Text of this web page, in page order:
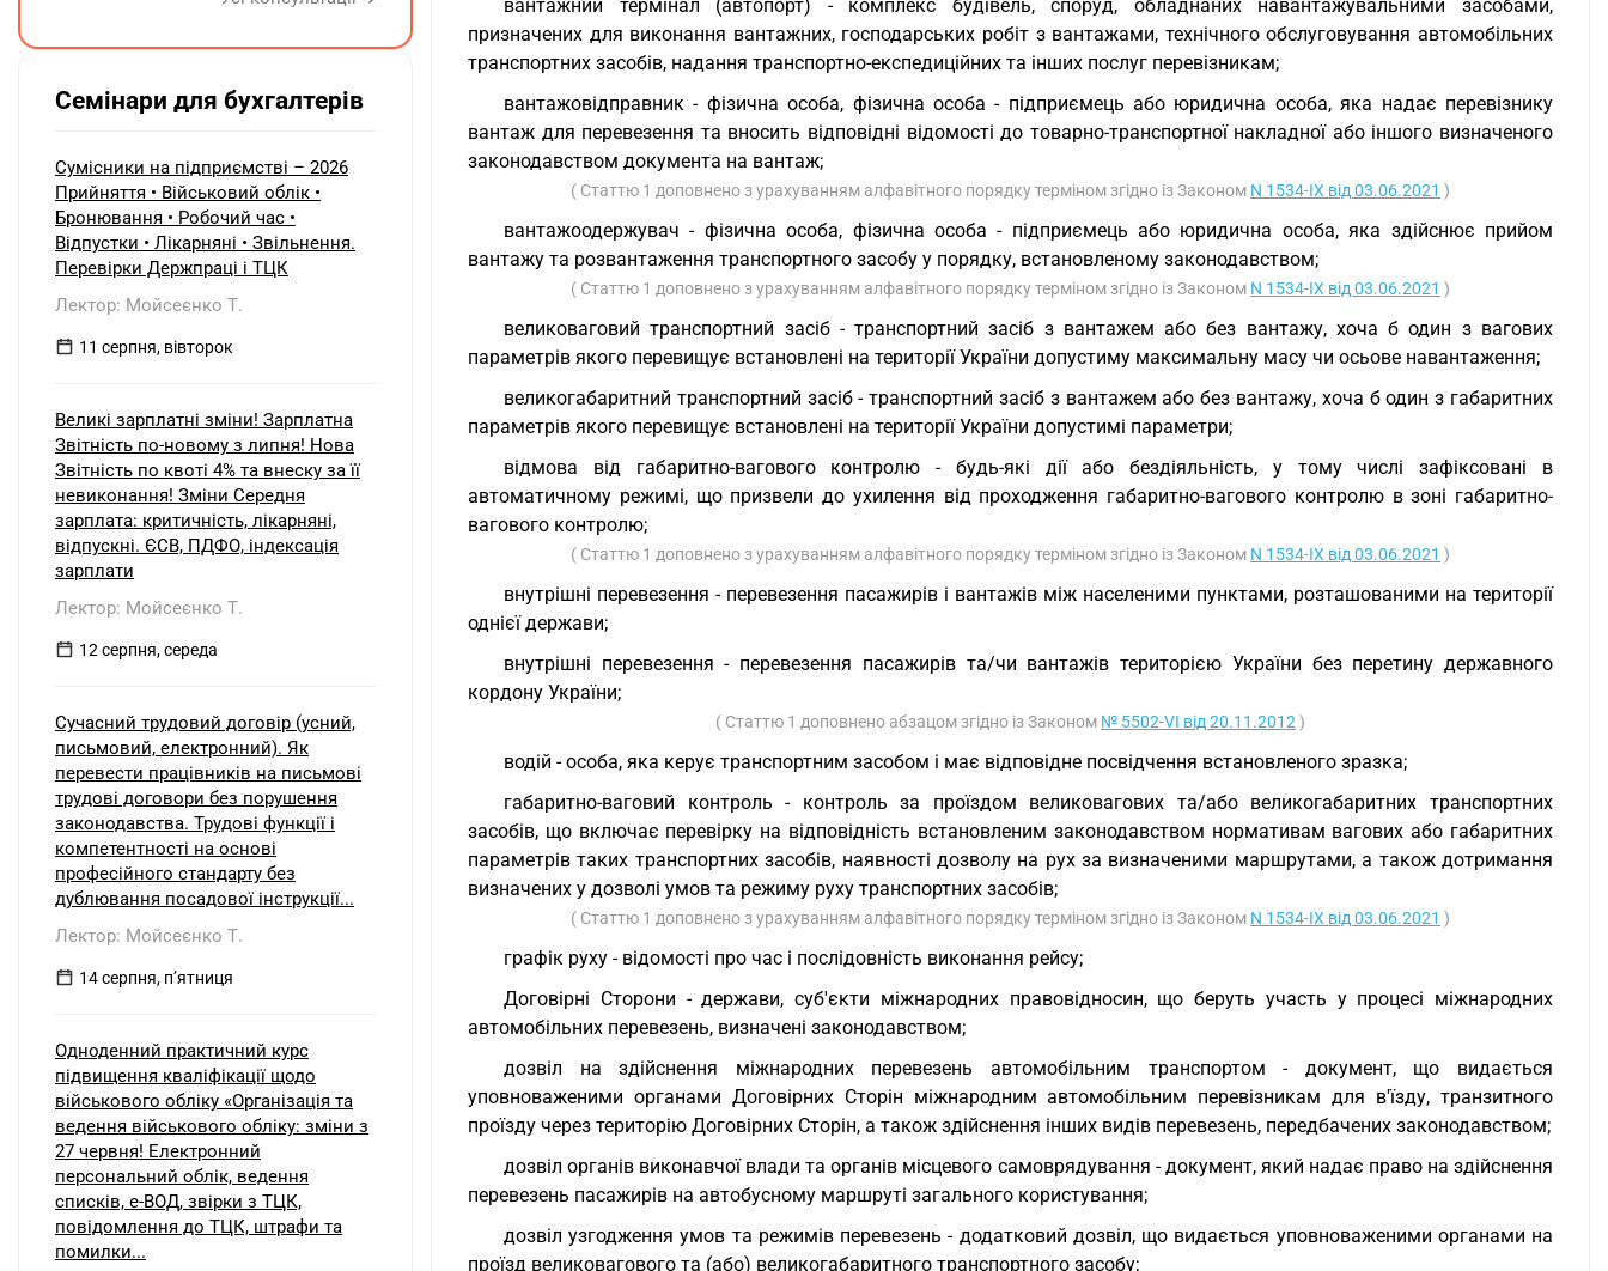
вантажний термінал (автопорт) - комплекс будівель, споруд, обладнаних навантажувальними засобами,
призначених для виконання вантажних, господарських робіт з вантажами, технічного обслуговування автомобільних
транспортних засобів, надання транспортно-експедиційних та інших послуг перевізникам;
вантажовідправник - фізична особа, фізична особа - підприємець або юридична особа, яка надає перевізнику
вантаж для перевезення та вносить відповідні відомості до товарно-транспортної накладної або іншого визначеного
законодавством документа на вантаж;
( Статтю 1 доповнено з урахуванням алфавітного порядку терміном згідно із Законом N 1534-IX від 03.06.2021 )
вантажоодержувач - фізична особа, фізична особа - підприємець або юридична особа, яка здійснює прийом
вантажу та розвантаження транспортного засобу у порядку, встановленому законодавством;
( Статтю 1 доповнено з урахуванням алфавітного порядку терміном згідно із Законом N 1534-IX від 03.06.2021 )
великоваговий транспортний засіб - транспортний засіб з вантажем або без вантажу, хоча б один з вагових
параметрів якого перевищує встановлені на території України допустиму максимальну масу чи осьове навантаження;
великогабаритний транспортний засіб - транспортний засіб з вантажем або без вантажу, хоча б один з габаритних
параметрів якого перевищує встановлені на території України допустимі параметри;
відмова від габаритно-вагового контролю - будь-які дії або бездіяльність, у тому числі зафіксовані в
автоматичному режимі, що призвели до ухилення від проходження габаритно-вагового контролю в зоні габаритно-
вагового контролю;
( Статтю 1 доповнено з урахуванням алфавітного порядку терміном згідно із Законом N 1534-IX від 03.06.2021 )
внутрішні перевезення - перевезення пасажирів і вантажів між населеними пунктами, розташованими на території
однієї держави;
внутрішні перевезення - перевезення пасажирів та/чи вантажів територією України без перетину державного
кордону України;
( Статтю 1 доповнено абзацом згідно із Законом № 5502-VI від 20.11.2012 )
водій - особа, яка керує транспортним засобом і має відповідне посвідчення встановленого зразка;
габаритно-ваговий контроль - контроль за проїздом великовагових та/або великогабаритних транспортних
засобів, що включає перевірку на відповідність встановленим законодавством нормативам вагових або габаритних
параметрів таких транспортних засобів, наявності дозволу на рух за визначеними маршрутами, а також дотримання
визначених у дозволі умов та режиму руху транспортних засобів;
( Статтю 1 доповнено з урахуванням алфавітного порядку терміном згідно із Законом N 1534-IX від 03.06.2021 )
графік руху - відомості про час і послідовність виконання рейсу;
Договірні Сторони - держави, суб'єкти міжнародних правовідносин, що беруть участь у процесі міжнародних
автомобільних перевезень, визначені законодавством;
дозвіл на здійснення міжнародних перевезень автомобільним транспортом - документ, що видається
уповноваженими органами Договірних Сторін міжнародним автомобільним перевізникам для в'їзду, транзитного
проїзду через територію Договірних Сторін, а також здійснення інших видів перевезень, передбачених законодавством;
дозвіл органів виконавчої влади та органів місцевого самоврядування - документ, який надає право на здійснення
перевезень пасажирів на автобусному маршруті загального користування;
дозвіл узгодження умов та режимів перевезень - додатковий дозвіл, що видається уповноваженими органами на
проїзд великовагового та (або) великогабаритного транспортного засобу;
Семінари для бухгалтерів
Сумісники на підприємстві – 2026
Прийняття • Військовий облік •
Бронювання • Робочий час •
Відпустки • Лікарняні • Звільнення.
Перевірки Держпраці і ТЦК
Лектор: Мойсеєнко Т.
11 серпня, вівторок
Великі зарплатні зміни! Зарплатна
Звітність по-новому з липня! Нова
Звітність по квоті 4% та внеску за її
невиконання! Зміни Середня
зарплата: критичність, лікарняні,
відпускні. ЄСВ, ПДФО, індексація
зарплати
Лектор: Мойсеєнко Т.
12 серпня, середа
Сучасний трудовий договір (усний,
письмовий, електронний). Як
перевести працівників на письмові
трудові договори без порушення
законодавства. Трудові функції і
компетентності на основі
професійного стандарту без
дублювання посадової інструкції...
Лектор: Мойсеєнко Т.
14 серпня, пʼятниця
Одноденний практичний курс
підвищення кваліфікації щодо
військового обліку «Організація та
ведення військового обліку: зміни з
27 червня! Електронний
персональний облік, ведення
списків, е-ВОД, звірки з ТЦК,
повідомлення до ТЦК, штрафи та
помилки...